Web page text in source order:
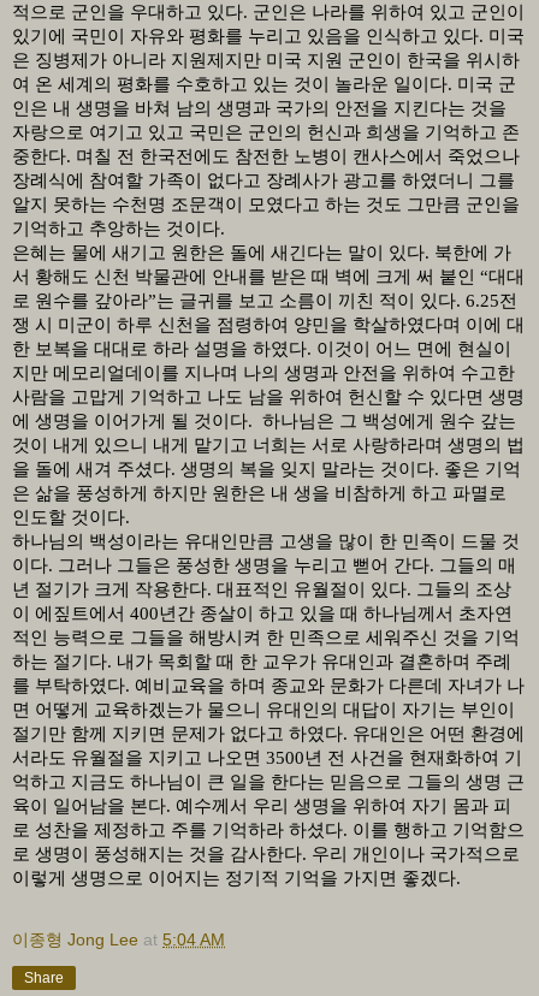
적으로 군인을 우대하고 있다. 군인은 나라를 위하여 있고 군인이
있기에 국민이 자유와 평화를 누리고 있음을 인식하고 있다. 미국
은 징병제가 아니라 지원제지만 미국 지원 군인이 한국을 위시하
여 온 세계의 평화를 수호하고 있는 것이 놀라운 일이다. 미국 군
인은 내 생명을 바쳐 남의 생명과 국가의 안전을 지킨다는 것을
자랑으로 여기고 있고 국민은 군인의 헌신과 희생을 기억하고 존
중한다. 며칠 전 한국전에도 참전한 노병이 캔사스에서 죽었으나
장례식에 참여할 가족이 없다고 장례사가 광고를 하였더니 그를
알지 못하는 수천명 조문객이 모였다고 하는 것도 그만큼 군인을
기억하고 추앙하는 것이다.
은혜는 물에 새기고 원한은 돌에 새긴다는 말이 있다. 북한에 가
서 황해도 신천 박물관에 안내를 받은 때 벽에 크게 써 붙인 “대대
로 원수를 갚아라”는 글귀를 보고 소름이 끼친 적이 있다. 6.25전
쟁 시 미군이 하루 신천을 점령하여 양민을 학살하였다며 이에 대
한 보복을 대대로 하라 설명을 하였다. 이것이 어느 면에 현실이
지만 메모리얼데이를 지나며 나의 생명과 안전을 위하여 수고한
사람을 고맙게 기억하고 나도 남을 위하여 헌신할 수 있다면 생명
에 생명을 이어가게 될 것이다. 하나님은 그 백성에게 원수 갚는
것이 내게 있으니 내게 맡기고 너희는 서로 사랑하라며 생명의 법
을 돌에 새겨 주셨다. 생명의 복을 잊지 말라는 것이다. 좋은 기억
은 삶을 풍성하게 하지만 원한은 내 생을 비참하게 하고 파멸로
인도할 것이다.
하나님의 백성이라는 유대인만큼 고생을 많이 한 민족이 드물 것
이다. 그러나 그들은 풍성한 생명을 누리고 뻗어 간다. 그들의 매
년 절기가 크게 작용한다. 대표적인 유월절이 있다. 그들의 조상
이 에짚트에서 400년간 종살이 하고 있을 때 하나님께서 초자연
적인 능력으로 그들을 해방시켜 한 민족으로 세워주신 것을 기억
하는 절기다. 내가 목회할 때 한 교우가 유대인과 결혼하며 주례
를 부탁하였다. 예비교육을 하며 종교와 문화가 다른데 자녀가 나
면 어떻게 교육하겠는가 물으니 유대인의 대답이 자기는 부인이
절기만 함께 지키면 문제가 없다고 하였다. 유대인은 어떤 환경에
서라도 유월절을 지키고 나오면 3500년 전 사건을 현재화하여 기
억하고 지금도 하나님이 큰 일을 한다는 믿음으로 그들의 생명 근
육이 일어남을 본다. 예수께서 우리 생명을 위하여 자기 몸과 피
로 성찬을 제정하고 주를 기억하라 하셨다. 이를 행하고 기억함으
로 생명이 풍성해지는 것을 감사한다. 우리 개인이나 국가적으로
이렇게 생명으로 이어지는 정기적 기억을 가지면 좋겠다.
이종형 Jong Lee at 5:04 AM
Share